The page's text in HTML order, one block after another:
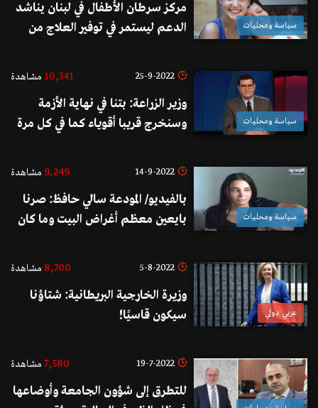
سياسة ومحليات
مركز سرطان الأطفال في لبنان يناشد
الدعم ليستمر في توفير العلاج من
سياسة ومحليات
25-9-2022
10,341 مشاهدة
وزير الزراعة: بتنا في نهاية الأزمة
وسنخرج قريبا أقوياء كما في كل مرة
سياسة ومحليات
14-9-2022
9,249 مشاهدة
بالفيديو/ المودعة سالي حافظ: صرنا
بايعين معظم أغراض البيت وما كان
عربي دولي
5-8-2022
8,700 مشاهدة
وزيرة الخارجية البريطانية: شتاؤنا
سيكون قاسيًا!
19-7-2022
7,580 مشاهدة
للتطرق إلى شؤون الجامعة وأوضاعها